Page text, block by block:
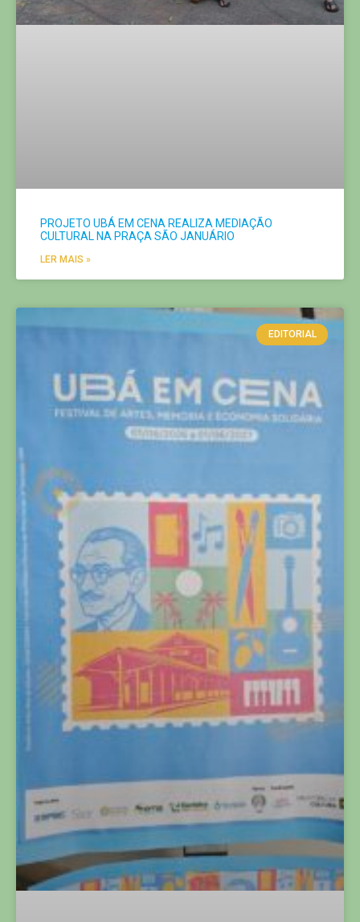
PROJETO UBÁ EM CENA REALIZA MEDIAÇÃO
CULTURAL NA PRAÇA SÃO JANUÁRIO
LER MAIS »
EDITORIAL